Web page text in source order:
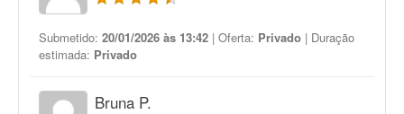
Submetido: 20/01/2026 às 13:42 | Oferta: Privado | Duração
estimada: Privado
Bruna P.